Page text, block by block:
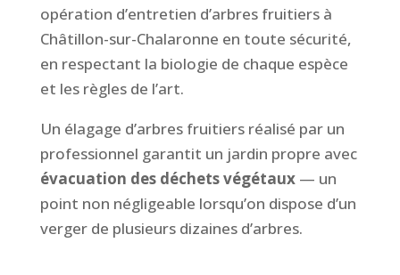
opération d’entretien d’arbres fruitiers à
Châtillon-sur-Chalaronne en toute sécurité,
en respectant la biologie de chaque espèce
et les règles de l’art.
Un élagage d’arbres fruitiers réalisé par un
professionnel garantit un jardin propre avec
évacuation des déchets végétaux— un
point non négligeable lorsqu’on dispose d’un
verger de plusieurs dizaines d’arbres.